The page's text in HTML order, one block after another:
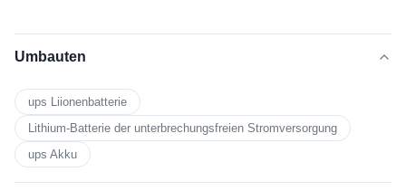
Umbauten
ups Liionenbatterie
Lithium-Batterie der unterbrechungsfreien Stromversorgung
ups Akku